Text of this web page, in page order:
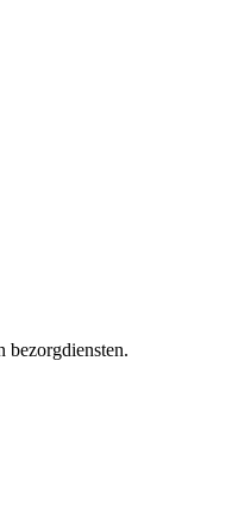
bezorgdiensten.